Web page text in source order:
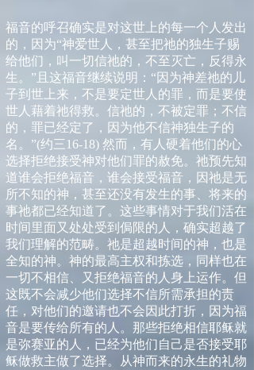
福音的呼召确实是对这世上的每一个人发出
的，因为“神爱世人，甚至把祂的独生子赐
给他们，叫一切信祂的，不至灭亡，反得永
生。”且这福音继续说明：“因为神差祂的儿
子到世上来，不是要定世人的罪，而是要使
世人藉着祂得救。信祂的，不被定罪；不信
的，罪已经定了，因为他不信神独生子的
名。”(约三16-18) 然而，有人硬着他们的心
选择拒绝接受神对他们罪的赦免。祂预先知
道谁会拒绝福音，谁会接受福音，因祂是无
所不知的神，甚至还没有发生的事、将来的
事祂都已经知道了。这些事情对于我们活在
时间里面又处处受到侷限的人，确实超越了
我们理解的范畴。祂是超越时间的神，也是
全知的神。神的最高主权和拣选，同样也在
一切不相信、又拒绝福音的人身上运作。但
这既不会减少他们选择不信所需承担的责
任，对他们的邀请也不会因此打折，因为福
音是要传给所有的人。那些拒绝相信耶稣就
是弥赛亚的人，已经为他们自己是否接受耶
稣做救主做了选择。从神而来的永生的礼物